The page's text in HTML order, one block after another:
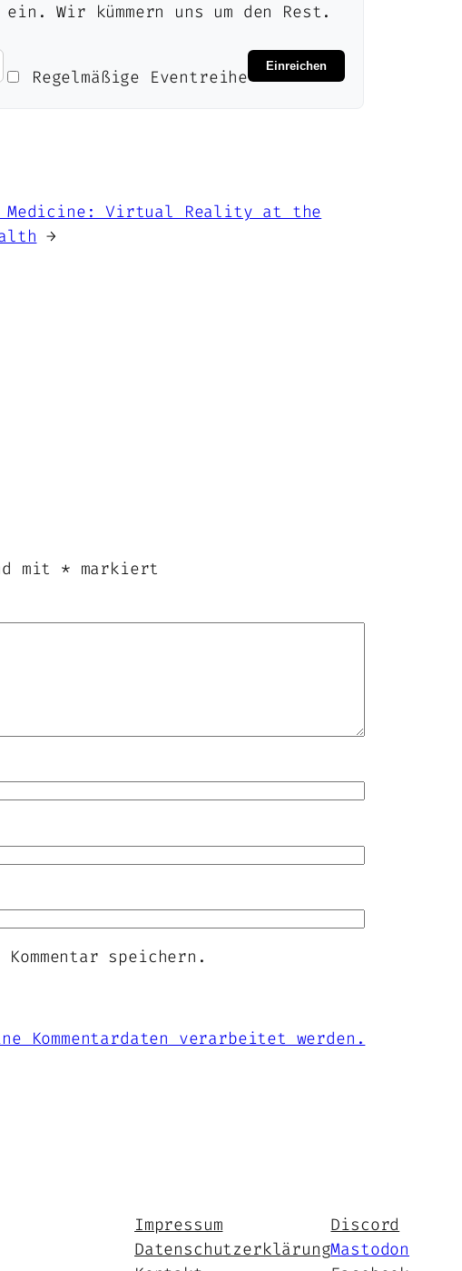
Wir kümmern uns um den Rest.
Regelmäßige Eventreihe
Einreichen
Medicine: Virtual Reality at the
→
mit * markiert
speichern.
Kommentardaten verarbeitet werden.
Impressum
Datenschutzerklärung
Discord
Mastodon